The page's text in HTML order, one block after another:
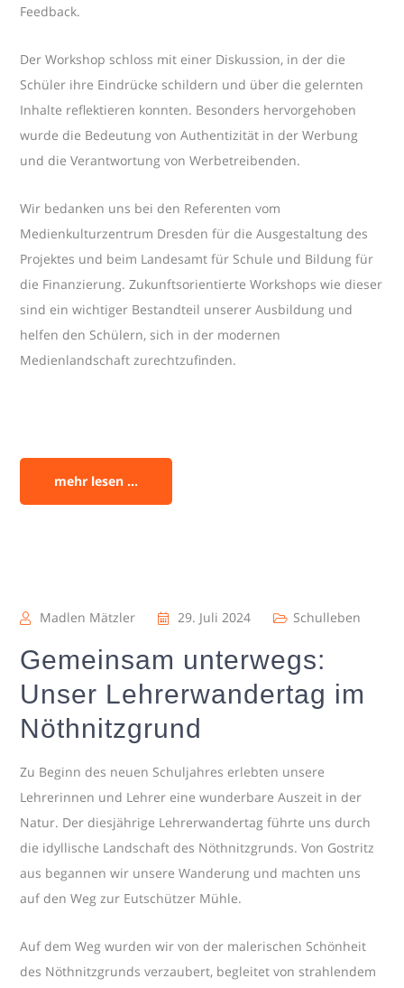
Feedback.
Der Workshop schloss mit einer Diskussion, in der die
Schüler ihre Eindrücke schildern und über die gelernten
Inhalte reflektieren konnten. Besonders hervorgehoben
wurde die Bedeutung von Authentizität in der Werbung
und die Verantwortung von Werbetreibenden.
Wir bedanken uns bei den Referenten vom
Medienkulturzentrum Dresden für die Ausgestaltung des
Projektes und beim Landesamt für Schule und Bildung für
die Finanzierung. Zukunftsorientierte Workshops wie dieser
sind ein wichtiger Bestandteil unserer Ausbildung und
helfen den Schülern, sich in der modernen
Medienlandschaft zurechtzufinden.
mehr lesen ...
Madlen Mätzler 29. Juli 2024 Schulleben
Gemeinsam unterwegs:
Unser Lehrerwandertag im
Nöthnitzgrund
Zu Beginn des neuen Schuljahres erlebten unsere
Lehrerinnen und Lehrer eine wunderbare Auszeit in der
Natur. Der diesjährige Lehrerwandertag führte uns durch
die idyllische Landschaft des Nöthnitzgrunds. Von Gostritz
aus begannen wir unsere Wanderung und machten uns
auf den Weg zur Eutschützer Mühle.
Auf dem Weg wurden wir von der malerischen Schönheit
des Nöthnitzgrunds verzaubert, begleitet von strahlendem